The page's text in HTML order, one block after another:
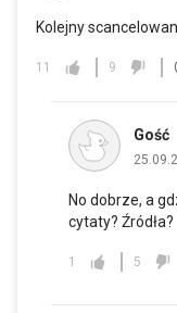
Kolejny
11 9
Gość
No dobrze, a
cytaty? Źródła?
1 5